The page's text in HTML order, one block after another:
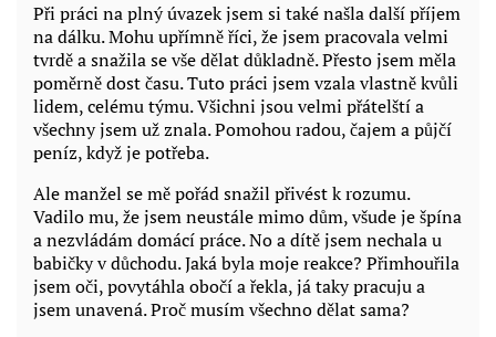
Při práci na plný úvazek jsem si také našla další příjem
na dálku. Mohu upřímně říci, že jsem pracovala velmi
tvrdě a snažila se vše dělat důkladně. Přesto jsem měla
poměrně dost času. Tuto práci jsem vzala vlastně kvůli
lidem, celému týmu. Všichni jsou velmi přátelští a
všechny jsem už znala. Pomohou radou, čajem a půjčí
peníz, když je potřeba.
Ale manžel se mě pořád snažil přivést k rozumu.
Vadilo mu, že jsem neustále mimo dům, všude je špína
a nezvládám domácí práce. No a dítě jsem nechala u
babičky v důchodu. Jaká byla moje reakce? Přimhouřila
jsem oči, povytáhla obočí a řekla, já taky pracuju a
jsem unavená. Proč musím všechno dělat sama?